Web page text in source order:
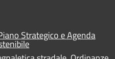
Strategico e Agenda